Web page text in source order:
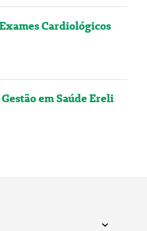
Cardiológicos
em Saúde Ereli